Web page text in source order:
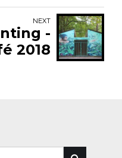
NEXT
-
2018